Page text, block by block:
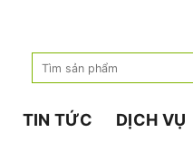
Search
TIN TỨC DỊCH VỤ